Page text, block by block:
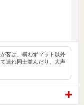
客は、構わずマット以外
連れ同士並んだり、大声